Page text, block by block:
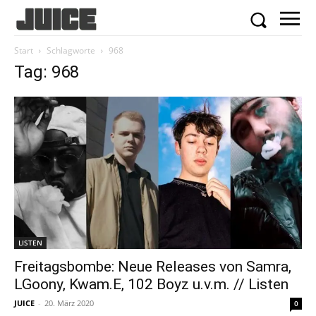
Start Schlagworte 968
Tag: 968
LISTEN
Freitagsbombe: Neue Releases von Samra,
LGoony, Kwam.E, 102 Boyz u.v.m. // Listen
JUICE - 20. März 2020 0